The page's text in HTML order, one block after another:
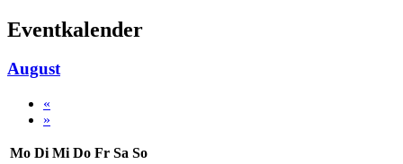
Eventkalender
August
«
»
Mo Di Mi Do Fr Sa So